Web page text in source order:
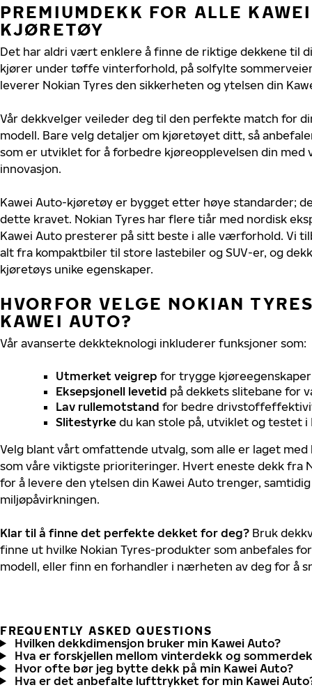
PREMIUMDEKK FOR ALLE
KJØRETØY
Det har aldri vært enklere å finne de riktige dekkene til
kjører under tøffe vinterforhold, på solfylte
leverer Nokian Tyres den sikkerheten og ytelsen din
Vår dekkvelger veileder deg til den perfekte match for
modell. Bare velg detaljer om kjøretøyet ditt, så
som er utviklet for å forbedre kjøreopplevelsen din med
innovasjon.
Kawei Auto-kjøretøy er bygget etter høye standarder;
dette kravet. Nokian Tyres har flere tiår med nordisk
Kawei Auto presterer på sitt beste i alle værforhold. Vi
alt fra kompaktbiler til store lastebiler og SUV-er, og
kjøretøys unike egenskaper.
HVORFOR VELGE NOKIAN
KAWEI AUTO?
Vår avanserte dekkteknologi inkluderer funksjoner som:
Utmerket veigrep for trygge
Eksepsjonell levetid på dekkets slitebane for
Lav rullemotstand for bedre
Slitestyrke du kan stole på, utviklet og testet i
Velg blant vårt omfattende utvalg, som alle er laget
som våre viktigste prioriteringer. Hvert eneste dekk fra
for å levere den ytelsen din Kawei Auto trenger,
miljøpåvirkningen.
Klar til å finne det perfekte dekket for deg? Bruk
finne ut hvilke Nokian Tyres-produkter som anbefales
modell, eller finn en forhandler i nærheten av deg for å
FREQUENTLY ASKED QUESTIONS
Hvilken dekkdimensjon bruker min Kawei Auto?
Hva er forskjellen mellom vinterdekk og
Hvor ofte bør jeg bytte dekk på min Kawei Auto?
Hva er det anbefalte lufttrykket for min Kawei